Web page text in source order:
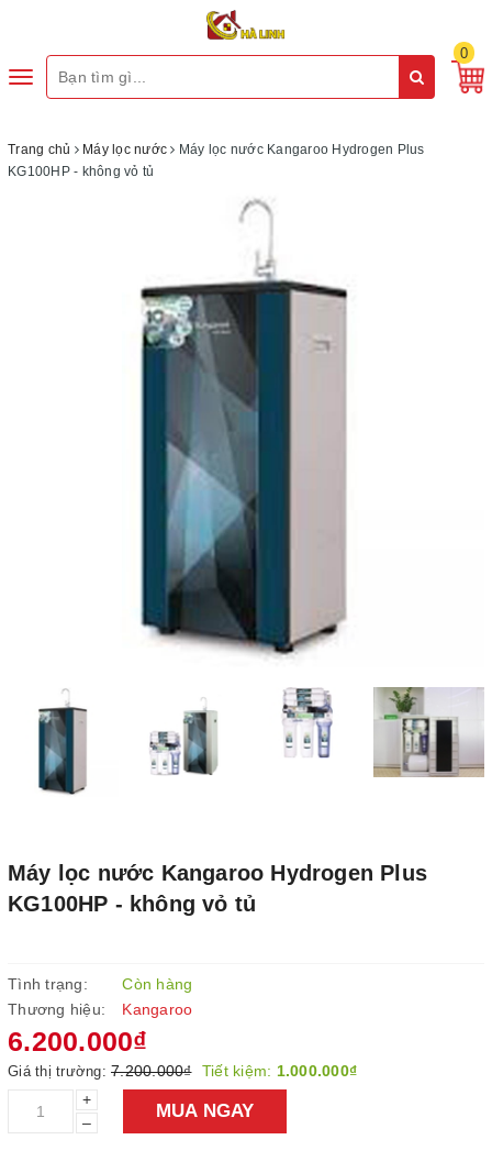
Toggle
0
Trang chủ Máy lọc nước
Máy lọc nước Kangaroo Hydrogen Plus
KG100HP - không vỏ tủ
Máy lọc nước Kangaroo Hydrogen Plus
KG100HP - không vỏ tủ
Tình trạng:
Còn hàng
Thương hiệu:
Kangaroo
6.200.000₫
Giá thị trường: 7.200.000₫ Tiết kiệm: 1.000.000₫
+
–
MUA NGAY